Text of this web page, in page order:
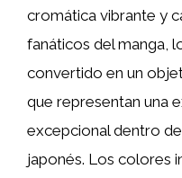
cromática vibrante y
fanáticos del manga,
convertido en un
que representan una
excepcional dentro
japonés. Los colores